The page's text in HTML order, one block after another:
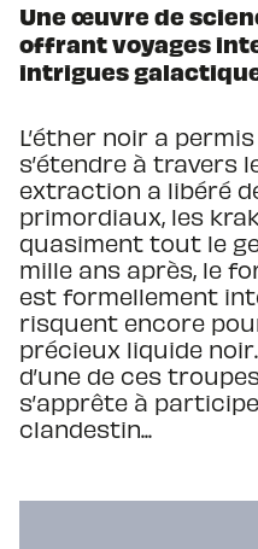
Une œuvre de
offrant voyages
intrigues
L’éther noir a
s’étendre à travers
extraction a libéré
primordiaux, les
quasiment tout le
mille ans après, le
est formellement
risquent encore
précieux liquide
d’une de ces
s’apprête à
clandestin...